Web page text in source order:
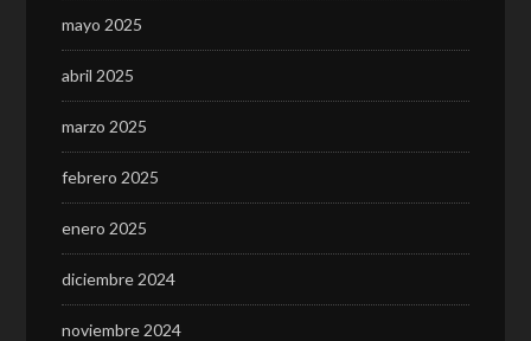
mayo 2025
abril 2025
marzo 2025
febrero 2025
enero 2025
diciembre 2024
noviembre 2024